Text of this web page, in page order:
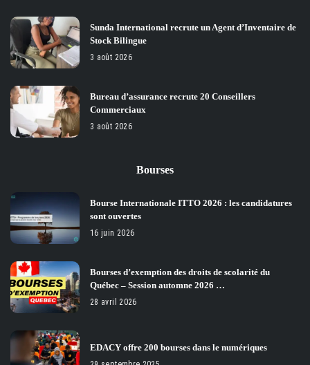
Sunda International recrute un Agent d’Inventaire de
Stock Bilingue
3 août 2026
Bureau d’assurance recrute 20 Conseillers
Commerciaux
3 août 2026
Bourses
Bourse Internationale ITTO 2026 : les candidatures
sont ouvertes
16 juin 2026
Bourses d’exemption des droits de scolarité du
Québec – Session automne 2026 …
28 avril 2026
EDACY offre 200 bourses dans le numériques